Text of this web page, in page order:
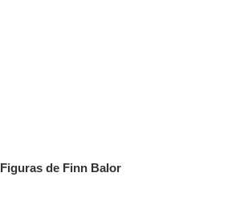
Figuras de Finn Balor